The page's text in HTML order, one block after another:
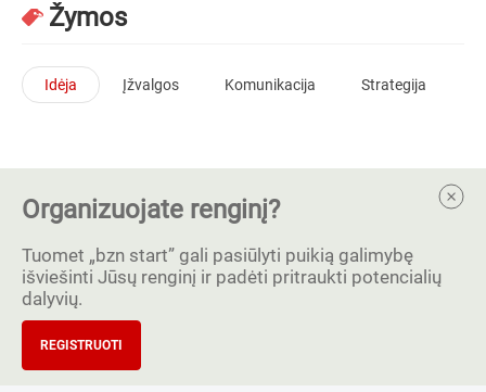
Žymos
Idėja Įžvalgos Komunikacija Strategija
Organizuojate renginį?
Tuomet „bzn start” gali pasiūlyti puikią galimybę
išviešinti Jūsų renginį ir padėti pritraukti potencialių
dalyvių.
REGISTRUOTI